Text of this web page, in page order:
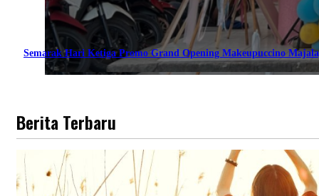
Semarak Hari Ketiga Promo Grand Opening Makeupuccino
Berita Terbaru